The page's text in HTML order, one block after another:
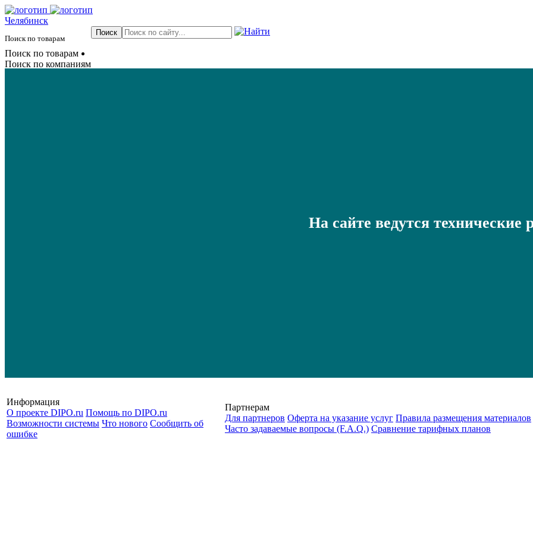
Челябинск
Поиск по товарам
Поиск по товарам
Поиск по компаниям
На сайте ведутся технические
Информация
О проекте DIPO.ru Помощь по DIPO.ru
Возможности системы Что нового Сообщить об
ошибке
Партнерам
Для партнеров Оферта на указание услуг Правила размещения материалов
Часто задаваемые вопросы (F.A.Q.) Cравнение тарифных планов